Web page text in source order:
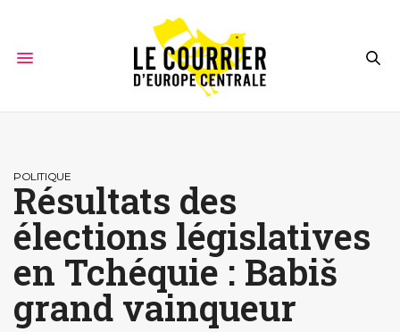
POLITIQUE
Résultats des
élections législatives
en Tchéquie : Babiš
grand vainqueur